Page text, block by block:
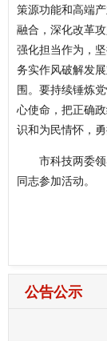
策源功能和高端
融合，深化改革
强化担当作为，
务实作风破解发
围。要持续锤炼
心使命，把正确
识和为民情怀，
市科技两委
同志参加活动。
公告公示